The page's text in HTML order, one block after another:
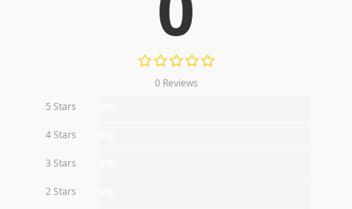
0 Reviews
5 Stars
4 Stars
3 Stars
2 Stars